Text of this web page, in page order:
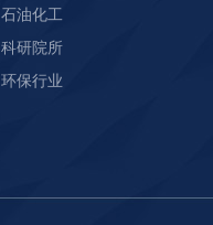
石油化工
科研院所
环保行业